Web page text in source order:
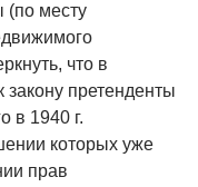
(по месту
что в
закону претенденты
в 1940 г.
которых уже
прав